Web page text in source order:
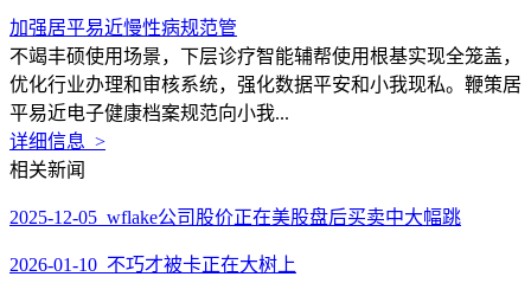
加强居平易近慢性病规范管
不竭丰硕使用场景，下层诊疗智能辅帮使用根基实现全笼盖，
优化行业办理和审核系统，强化数据平安和小我现私。鞭策居
平易近电子健康档案规范向小我...
详细信息 >
相关新闻
2025-12-05 wflake公司股价正在美股盘后买卖中大幅跳
2026-01-10 不巧才被卡正在大树上